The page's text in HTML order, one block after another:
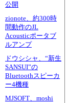
公開
zionote、約300時
間動作のJL
Acousticポータブ
ルアンプ
ドウシシャ、“新生
SANSUI”の
Bluetoothスピーカ
ー4機種
MJSOFT、moshi